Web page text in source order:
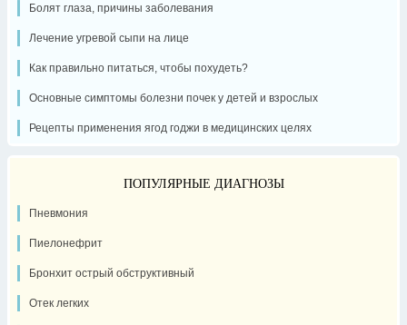
Болят глаза, причины заболевания
Лечение угревой сыпи на лице
Как правильно питаться, чтобы похудеть?
Основные симптомы болезни почек у детей и взрослых
Рецепты применения ягод годжи в медицинских целях
ПОПУЛЯРНЫЕ ДИАГНОЗЫ
Пневмония
Пиелонефрит
Бронхит острый обструктивный
Отек легких